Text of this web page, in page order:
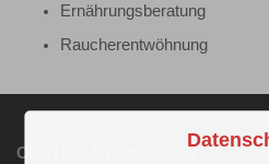
Ernährungsberatung
Raucherentwöhnung
CENTRO MÉDICO SON